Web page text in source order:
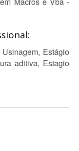
Estágio
aditiva, Estagio